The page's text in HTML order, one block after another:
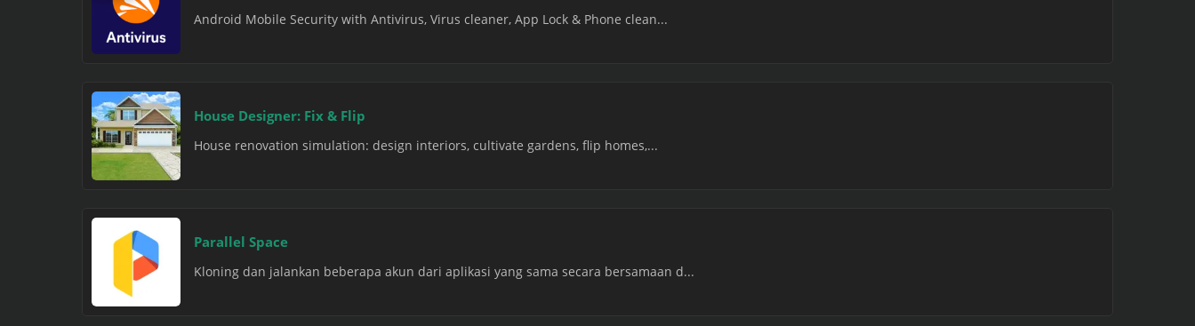
Android Mobile Security with Antivirus, Virus cleaner, App Lock & Phone clean...
House Designer: Fix & Flip
House renovation simulation: design interiors, cultivate gardens, flip homes,...
Parallel Space
Kloning dan jalankan beberapa akun dari aplikasi yang sama secara bersamaan d...